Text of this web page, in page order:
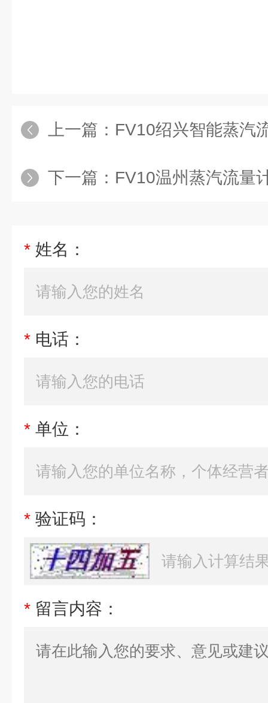
上一篇： FV10绍兴智能蒸汽
下一篇： FV10温州蒸汽流量
* 姓名：
* 电话：
* 单位：
* 验证码：
* 留言内容：